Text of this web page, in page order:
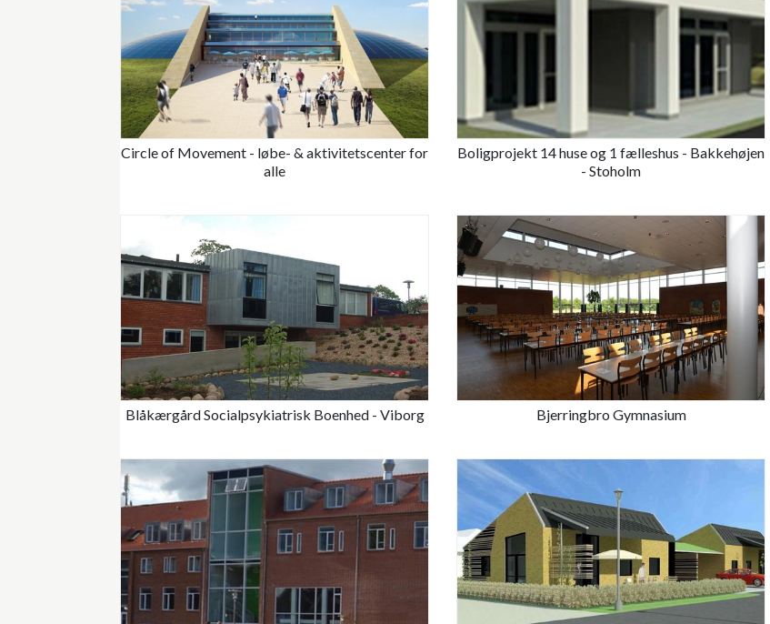
Circle of Movement - løbe- & aktivitetscenter for
alle
Boligprojekt 14 huse og 1 fælleshus - Bakkehøjen
- Stoholm
Blåkærgård Socialpsykiatrisk Boenhed - Viborg Bjerringbro Gymnasium